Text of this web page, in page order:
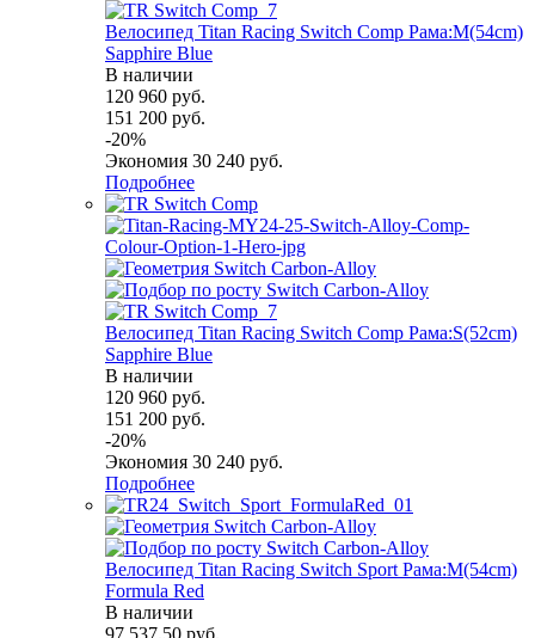
Велосипед Titan Racing Switch Comp Рама:M(54cm)
Sapphire Blue
В наличии
120 960 руб.
151 200 руб.
-20%
Экономия 30 240 руб.
Подробнее
Велосипед Titan Racing Switch Comp Рама:S(52cm)
Sapphire Blue
В наличии
120 960 руб.
151 200 руб.
-20%
Экономия 30 240 руб.
Подробнее
Велосипед Titan Racing Switch Sport Рама:M(54cm)
Formula Red
В наличии
97 537.50 руб.